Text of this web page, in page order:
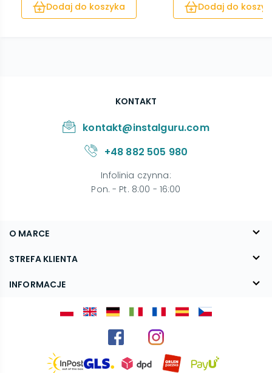
Dodaj do koszyka Dodaj do
O MARCE
O nas
Blog
STREFA KLIENTA
FAQ
INFORMACJE
KONTAKT
kontakt@instalguru.com
+48 882 505 980
Infolinia czynna:
Pon. - Pt. 8:00 - 16:00